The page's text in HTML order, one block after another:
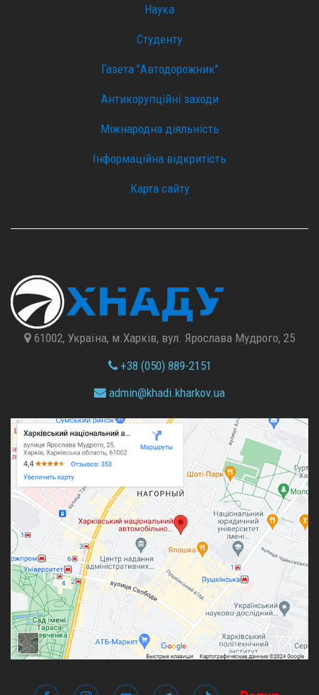
Наука
Студенту
Газета "Автодорожник"
Антикорупційні заходи
Міжнародна діяльність
Інформаційна відкритість
Карта сайту
61002, Україна, м.Харків, вул. Ярослава Мудрого, 25
+38 (050) 889-2151
admin@khadi.kharkov.ua